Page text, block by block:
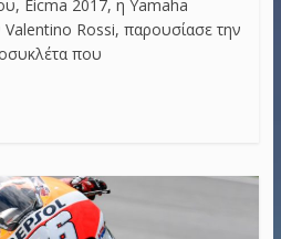
Eicma 2017, η Yamaha
Valentino Rossi, παρουσίασε την
που